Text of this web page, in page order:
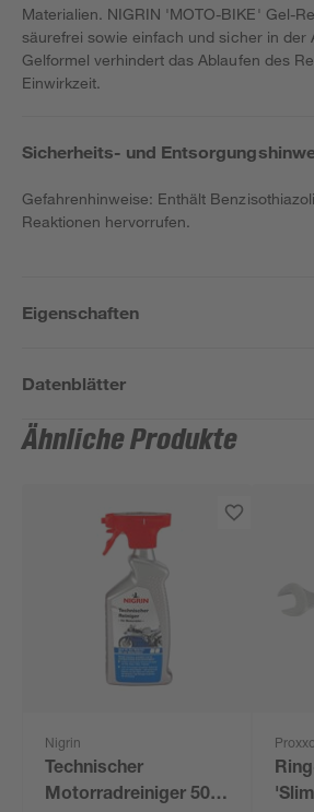
Materialien. NIGRIN 'MOTO-BIKE' Gel-
säurefrei sowie einfach und sicher in der
Gelformel verhindert das Ablaufen des
Einwirkzeit.
Sicherheits- und
Gefahrenhinweise: Enthält
Reaktionen hervorrufen.
Eigenschaften
Datenblätter
Ähnliche Produkte
Nigrin
Technischer
Motorradreiniger 500